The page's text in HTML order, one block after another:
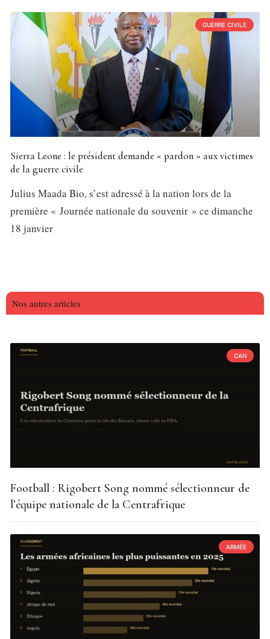
GUERRE CIVILE
Sierra Leone : le président demande « pardon » aux victimes
de la guerre civile
Julius Maada Bio, s’est adressé à la nation lors de la
première « Journée nationale du souvenir » ce dimanche
18 janvier
Nos autres articles
CAN
Football : Rigobert Song nommé sélectionneur de
l’équipe nationale de la Centrafrique
ARMÉE